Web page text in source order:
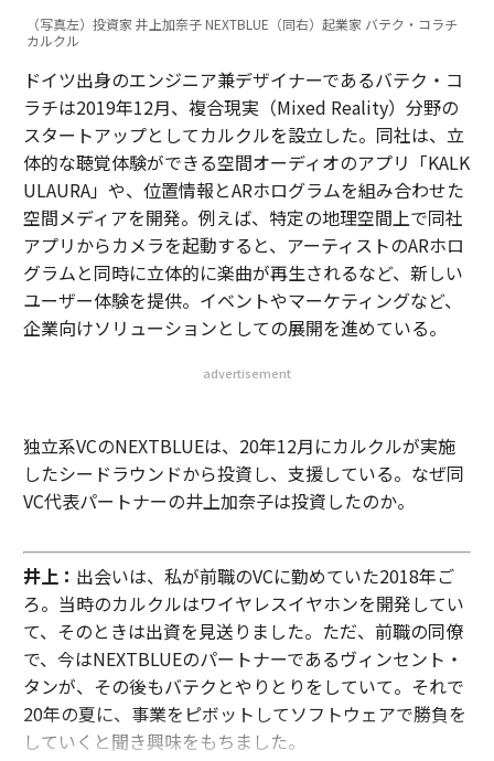
（写真左）投資家 井上加奈子 NEXTBLUE（同右）起業家 バテク・コラチ
カルクル
ドイツ出身のエンジニア兼デザイナーであるバテク・コ
ラチは2019年12月、複合現実（Mixed Reality）分野の
スタートアップとしてカルクルを設立した。同社は、立
体的な聴覚体験ができる空間オーディオのアプリ「KALK
ULAURA」や、位置情報とARホログラムを組み合わせた
空間メディアを開発。例えば、特定の地理空間上で同社
アプリからカメラを起動すると、アーティストのARホロ
グラムと同時に立体的に楽曲が再生されるなど、新しい
ユーザー体験を提供。イベントやマーケティングなど、
企業向けソリューションとしての展開を進めている。
advertisement
独立系VCのNEXTBLUEは、20年12月にカルクルが実施
したシードラウンドから投資し、支援している。なぜ同
VC代表パートナーの井上加奈子は投資したのか。
井上： 出会いは、私が前職のVCに勤めていた2018年ご
ろ。当時のカルクルはワイヤレスイヤホンを開発してい
て、そのときは出資を見送りました。ただ、前職の同僚
で、今はNEXTBLUEのパートナーであるヴィンセント・
タンが、その後もバテクとやりとりをしていて。それで
20年の夏に、事業をピボットしてソフトウェアで勝負を
していくと聞き興味をもちました。